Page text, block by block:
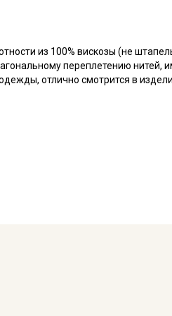
из 100% вискозы (не
переплетению нитей,
отлично смотрится в
до 10%, перед пошивом